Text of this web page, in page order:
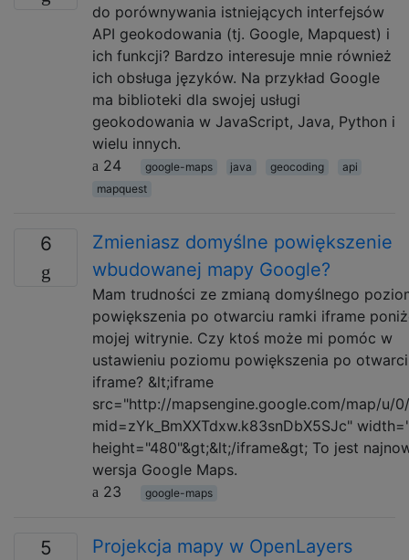
do porównywania istniejących interfejsów
API geokodowania (tj. Google, Mapquest) i
ich funkcji? Bardzo interesuje mnie również
ich obsługa języków. Na przykład Google
ma biblioteki dla swojej usługi
geokodowania w JavaScript, Java, Python i
wielu innych.
24
google-maps java geocoding
api
mapquest
6
Zmieniasz domyślne powiększenie
wbudowanej mapy Google?
Mam trudności ze zmianą domyślnego
powiększenia po otwarciu ramki iframe
mojej witrynie. Czy ktoś może mi pomóc w
ustawieniu poziomu powiększenia po
iframe? &lt;iframe
src="http://mapsengine.google.com/map/u/
mid=zYk_BmXXTdxw.k83snDbX5SJc"
height="480"&gt;&lt;/iframe&gt; To jest
wersja Google Maps.
23
google-maps
5 Projekcja mapy w OpenLayers